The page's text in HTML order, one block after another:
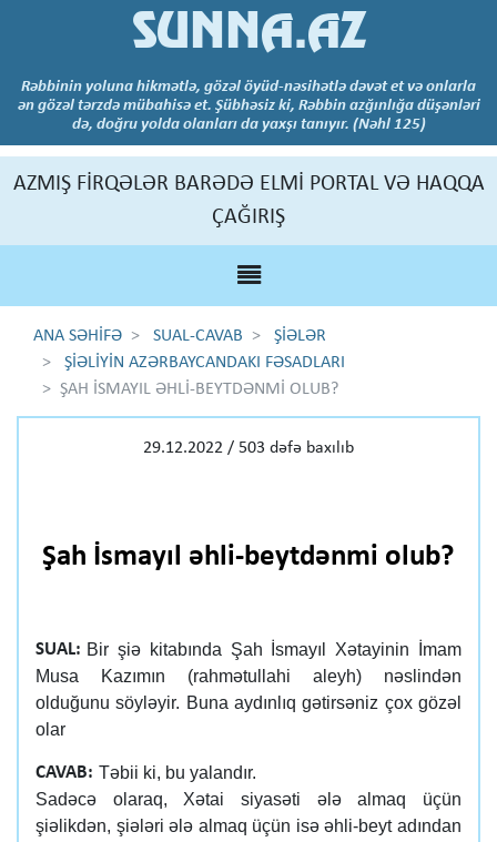
SUNNA.AZ
Rəbbinin yoluna hikmətlə, gözəl öyüd-nəsihətlə dəvət et və onlarla
ən gözəl tərzdə mübahisə et. Şübhəsiz ki, Rəbbin azğınlığa düşənləri
də, doğru yolda olanları da yaxşı tanıyır. (Nəhl 125)
AZMIŞ FİRQƏLƏR BARƏDƏ ELMİ PORTAL VƏ HAQQA
ÇAĞIRIŞ
ANA SƏHİFƏ SUAL-CAVAB
ŞİƏLƏR
ŞİƏLİYİN AZƏRBAYCANDAKI FƏSADLARI
ŞAH İSMAYIL ƏHLİ-BEYTDƏNMİ OLUB?
Şah İsmayıl əhli-beytdənmi olub?
29.12.2022 / 503 dəfə baxılıb
SUAL: Bir şiə kitabında Şah İsmayıl Xətayinin İmam
Musa Kazımın (rahmətullahi aleyh) nəslindən
olduğunu söyləyir. Buna aydınlıq gətirsəniz çox gözəl
olar
CAVAB: Təbii ki, bu yalandır.
Sadəcə olaraq, Xətai siyasəti ələ almaq üçün
şiəlikdən, şiələri ələ almaq üçün isə əhli-beyt adından